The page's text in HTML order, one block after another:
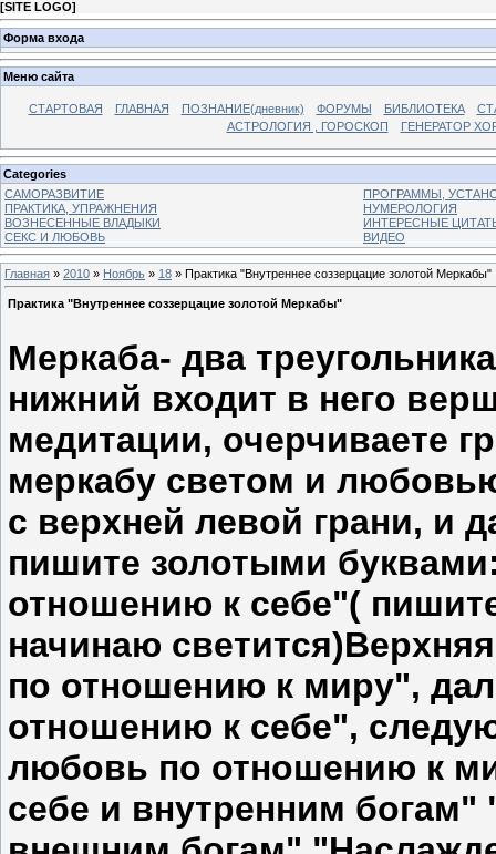
[SITE LOGO]
Форма входа
Меню сайта
СТАРТОВАЯ ГЛАВНАЯ ПОЗНАНИЕ(дневник) ФОРУМЫ БИБЛИОТЕКА
АСТРОЛОГИЯ , ГОРОСКОП
ГЕНЕРАТОР
Categories
САМОРАЗВИТИЕ
ПРОГРАММЫ,
ПРАКТИКА, УПРАЖНЕНИЯ
НУМЕРОЛОГИЯ
ВОЗНЕСЕННЫЕ ВЛАДЫКИ
ИНТЕРЕСНЫЕ
СЕКС И ЛЮБОВЬ
ВИДЕО
Главная » 2010 » Ноябрь » 18 » Практика "Внутреннее соззерцацие золотой Меркабы"
Практика "Внутреннее соззерцацие золотой Меркабы"
Меркаба- два
нижний входит в него
медитации, очерчиваете
меркабу светом и
с верхней левой грани, и
пишите золотыми
отношению к себе"(
начинаю
по отношению к миру",
отношению к себе",
любовь по отношению к
себе и внутренним